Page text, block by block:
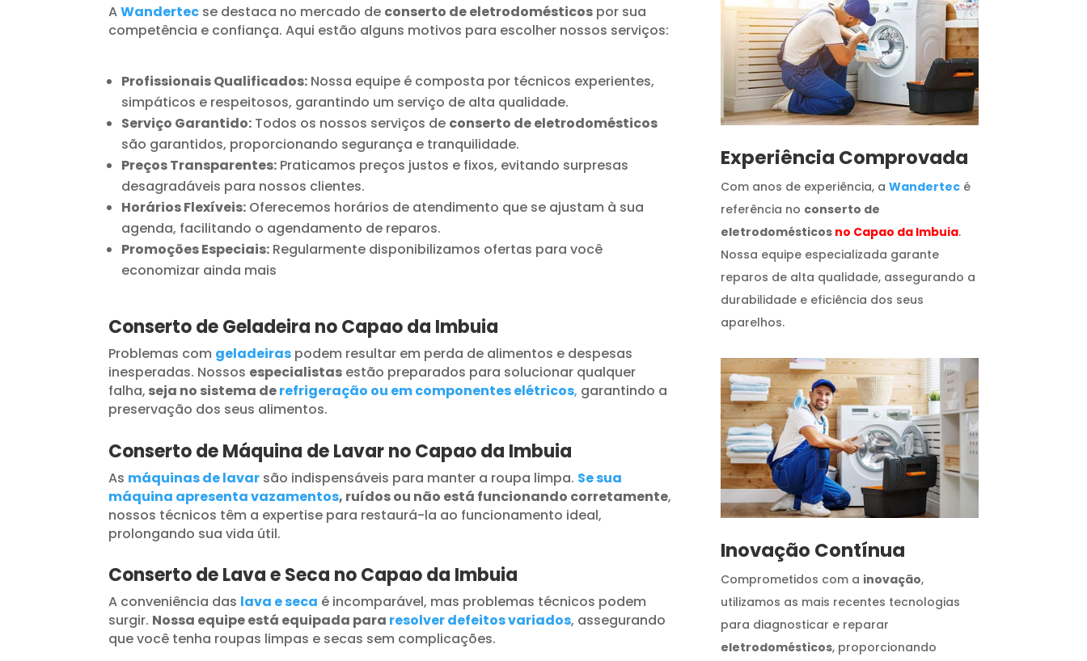
AWandertec se destaca no mercado de conserto de eletrodomésticos por sua
competência e confiança. Aqui estão alguns motivos para escolher nossos serviços:
Profissionais Qualificados: Nossa equipe é composta por técnicos experientes,
simpáticos e respeitosos, garantindo um serviço de alta qualidade.
Serviço Garantido: Todos os nossos serviços de conserto de eletrodomésticos
são garantidos, proporcionando segurança e tranquilidade.
Preços Transparentes: Praticamos preços justos e fixos, evitando surpresas
desagradáveis para nossos clientes.
Horários Flexíveis: Oferecemos horários de atendimento que se ajustam à sua
agenda, facilitando o agendamento de reparos.
Promoções Especiais: Regularmente disponibilizamos ofertas para você
economizar ainda mais
Conserto de Geladeira no Capao da Imbuia
Problemas com geladeiras podem resultar em perda de alimentos e despesas
inesperadas. Nossos especialistas estão preparados para solucionar qualquer
falha, seja no sistema derefrigeração ou em componentes elétricos, garantindo a
preservação dos seus alimentos.
Conserto de Máquina de Lavar no Capao da Imbuia
As máquinas de lavar são indispensáveis para manter a roupa limpa. Se sua
máquina apresenta vazamentos, ruídos ou não está funcionando corretamente,
nossos técnicos têm a expertise para restaurá-la ao funcionamento ideal,
prolongando sua vida útil.
Conserto de Lava e Seca no Capao da Imbuia
A conveniência das lava e seca é incomparável, mas problemas técnicos podem
surgir. Nossa equipe está equipada para resolver defeitos variados, assegurando
que você tenha roupas limpas e secas sem complicações.
​Experiência Comprovada
Com anos de experiência, a Wandertecé
referência no conserto de
eletrodomésticos no Capao da Imbuia.
Nossa equipe especializada garante
reparos de alta qualidade, assegurando a
durabilidade e eficiência dos seus
aparelhos.
Inovação Contínua
Comprometidos com a inovação,
utilizamos as mais recentes tecnologias
para diagnosticar e reparar
eletrodomésticos, proporcionando